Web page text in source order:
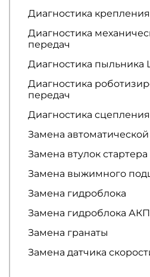
Диагностика
Диагностика
передач
Диагностика
Диагностика
передач
Диагностика
Замена
Замена втулок стартера
Замена выжимного
Замена гидроблока
Замена гидроблока
Замена гранаты
Замена датчика